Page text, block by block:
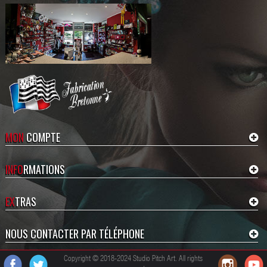
Sauvegarde du Projet
Si vous êtes connecté à la boutique,
votre projet est
automatiquement
sauvegardé . Vous pourrez revenir
plus tard terminer votre projet en
revenant sur la fiche produit.
terminée, ou si vous avez choisi
création boutique, cliquez sur
Ajouter au Panier .
MONCOMPTE
INFORMATIONS
EXTRAS
NOUS CONTACTER PAR TÉLÉPHONE
Copyright © 2018-2024 Studio Pitch Art. All rights